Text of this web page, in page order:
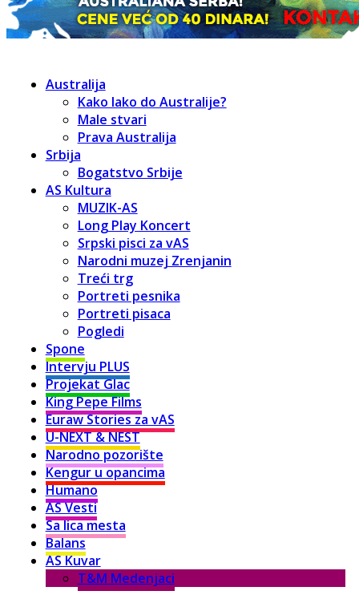
Australija
Kako lako do Australije?
Male stvari
Prava Australija
Srbija
Bogatstvo Srbije
AS Kultura
MUZIK-AS
Long Play Koncert
Srpski pisci za vAS
Narodni muzej Zrenjanin
Treći trg
Portreti pesnika
Portreti pisaca
Pogledi
Spone
Intervju PLUS
Projekat Glac
King Pepe Films
Euraw Stories za vAS
U-NEXT & NEST
Narodno pozorište
Kengur u opancima
Humano
AS Vesti
Sa lica mesta
Balans
AS Kuvar
T&M Medenjaci